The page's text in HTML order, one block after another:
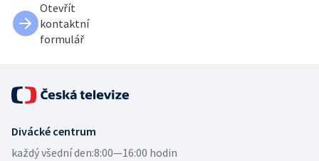
Otevřít
kontaktní
formulář
Divácké centrum
každý všední den:8:00—16:00 hodin